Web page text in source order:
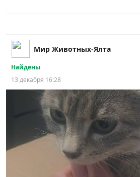
Мир Животных-Ялта
Найдены
13 декабря 16:28